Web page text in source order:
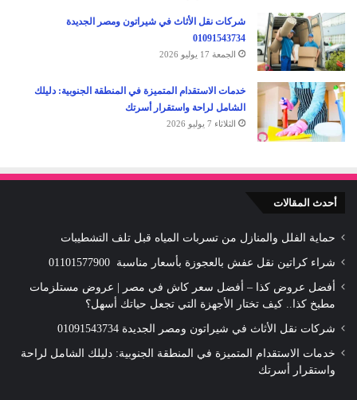
شركات نقل الأثاث في شيراتون ومصر الجديدة
01091543734
الجمعة 17 يوليو 2026
خدمات الاستقدام المتميزة في المنطقة الجنوبية: دليلك
الشامل لراحة واستقرار أسرتك
الثلاثاء 7 يوليو 2026
أحدث المقالات
حماية الفلل والمنازل من تسربات المياه قبل تلف التشطيبات
شراء كراتين نقل عفش بالعجوزة بأسعار مناسبة 01101577900
أفضل عروض كذا – أفضل سعر كاش في مصر | عروض مستلزمات
مطبخ كذا.. كيف تختار الأجهزة التي تجعل حياتك أسهل؟
شركات نقل الأثاث في شيراتون ومصر الجديدة 01091543734
خدمات الاستقدام المتميزة في المنطقة الجنوبية: دليلك الشامل لراحة
واستقرار أسرتك